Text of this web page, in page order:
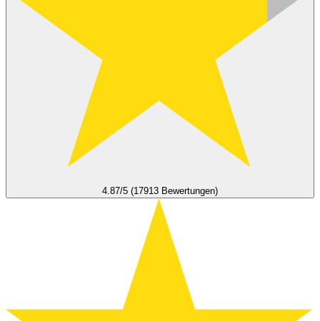
4.87/5 (17913 Bewertungen)